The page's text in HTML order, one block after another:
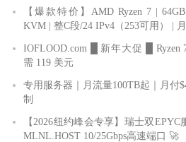
【爆款特价】AMD Ryzen 7 |
KVM | 整C段/24 IPv4（253可用） |
IOFLOOD.com █ 新年大促 █ Ryzen
需 119 美元
专用服务器｜月流量100TB起｜月付
制
【2026纽约峰会专享】瑞士双EPYC
MLNL.HOST 10/25Gbps高速端口 🚀